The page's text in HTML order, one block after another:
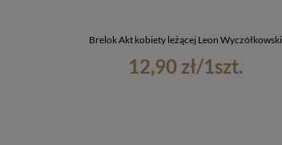
Brelok Akt kobiety leżącej Leon Wyczółkowski
12,90 zł/1szt.